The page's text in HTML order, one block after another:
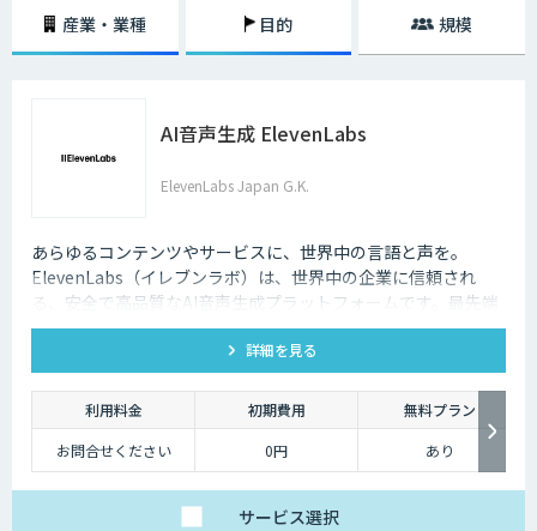
産業・業種 目的 規模
AI音声生成 ElevenLabs
ElevenLabs Japan G.K.
あらゆるコンテンツやサービスに、世界中の言語と声を。
ElevenLabs（イレブンラボ）は、世界中の企業に信頼され
る、安全で高品質なAI音声生成プラットフォームです。最先端
の技術で自然な音声を生成し、多言語対応やボイスクローニン
グ機能も、悪用を防ぐ倫理的ガードレールの中で提供します。
詳細を見る
利用料金 初期費用
無料プラン
お問合せください
0円 あり
サービス選択